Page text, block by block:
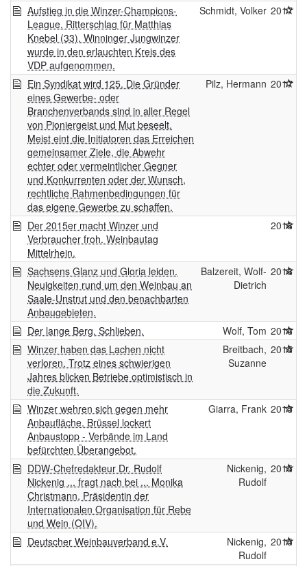
Aufstieg in die Winzer-Champions-
League. Ritterschlag für Matthias
Knebel (33). Winninger Jungwinzer
wurde in den erlauchten Kreis des
VDP aufgenommen.
Schmidt, Volker 2017
Ein Syndikat wird 125. Die Gründer
eines Gewerbe- oder
Branchenverbands sind in aller Regel
von Pioniergeist und Mut beseelt.
Meist eint die Initiatoren das Erreichen
gemeinsamer Ziele, die Abwehr
echter oder vermeintlicher Gegner
und Konkurrenten oder der Wunsch,
rechtliche Rahmenbedingungen für
das eigene Gewerbe zu schaffen.
Pilz, Hermann 2017
Der 2015er macht Winzer und
Verbraucher froh. Weinbautag
Mittelrhein.
2016
Sachsens Glanz und Gloria leiden.
Neuigkeiten rund um den Weinbau an
Saale-Unstrut und den benachbarten
Anbaugebieten.
Balzereit, Wolf-
Dietrich
2016
Der lange Berg. Schlieben. Wolf, Tom 2016
Winzer haben das Lachen nicht
verloren. Trotz eines schwierigen
Jahres blicken Betriebe optimistisch in
die Zukunft.
Breitbach,
Suzanne
2015
Winzer wehren sich gegen mehr
Anbaufläche. Brüssel lockert
Anbaustopp - Verbände im Land
befürchten Überangebot.
Giarra, Frank 2015
DDW-Chefredakteur Dr. Rudolf
Nickenig ... fragt nach bei ... Monika
Christmann, Präsidentin der
Internationalen Organisation für Rebe
und Wein (OIV).
Nickenig,
Rudolf
2015
Deutscher Weinbauverband e.V.
Nickenig,
Rudolf
2015